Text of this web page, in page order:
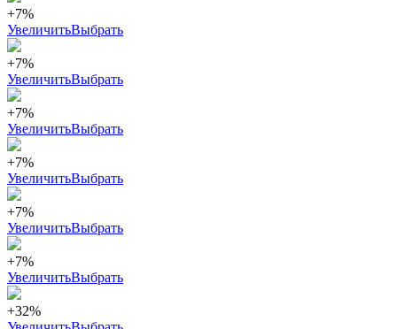
+7%
УвеличитьВыбрать
+7%
УвеличитьВыбрать
+7%
УвеличитьВыбрать
+7%
УвеличитьВыбрать
+7%
УвеличитьВыбрать
+7%
УвеличитьВыбрать
+32%